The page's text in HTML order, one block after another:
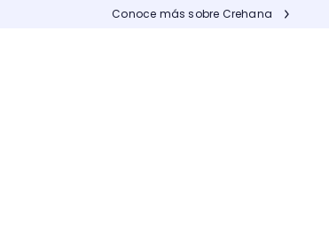
Conoce más sobre Crehana